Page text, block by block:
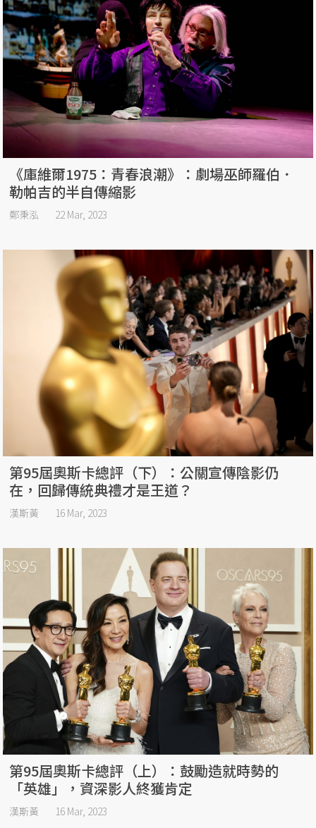
《庫維爾1975：青春浪潮》：劇場巫師羅伯．
勒帕吉的半自傳縮影
鄭秉泓 22 Mar, 2023
第95屆奧斯卡總評（下）：公關宣傳陰影仍
在，回歸傳統典禮才是王道？
漢斯黃 16 Mar, 2023
第95屆奧斯卡總評（上）：鼓勵造就時勢的
「英雄」，資深影人終獲肯定
漢斯黃 16 Mar, 2023